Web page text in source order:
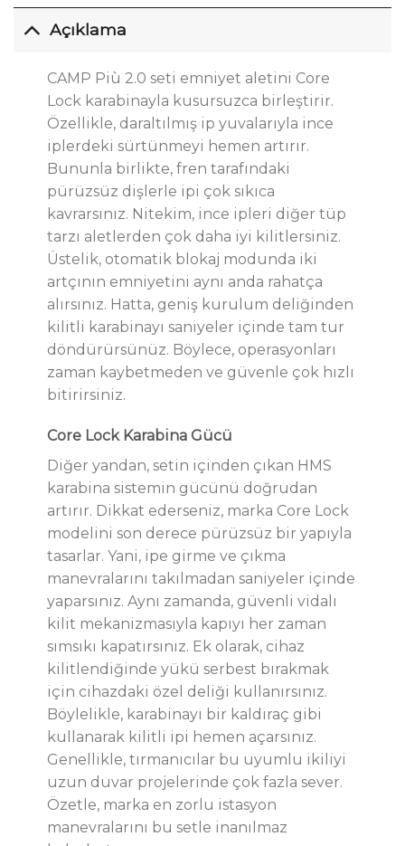
Açıklama
CAMP Più 2.0 seti emniyet aletini Core
Lock karabinayla kusursuzca birleştirir.
Özellikle, daraltılmış ip yuvalarıyla ince
iplerdeki sürtünmeyi hemen artırır.
Bununla birlikte, fren tarafındaki
pürüzsüz dişlerle ipi çok sıkıca
kavrarsınız. Nitekim, ince ipleri diğer tüp
tarzı aletlerden çok daha iyi kilitlersiniz.
Üstelik, otomatik blokaj modunda iki
artçının emniyetini aynı anda rahatça
alırsınız. Hatta, geniş kurulum deliğinden
kilitli karabinayı saniyeler içinde tam tur
döndürürsünüz. Böylece, operasyonları
zaman kaybetmeden ve güvenle çok hızlı
bitirirsiniz.
Core Lock Karabina Gücü
Diğer yandan, setin içinden çıkan HMS
karabina sistemin gücünü doğrudan
artırır. Dikkat ederseniz, marka Core Lock
modelini son derece pürüzsüz bir yapıyla
tasarlar. Yani, ipe girme ve çıkma
manevralarını takılmadan saniyeler içinde
yaparsınız. Aynı zamanda, güvenli vidalı
kilit mekanizmasıyla kapıyı her zaman
sımsıkı kapatırsınız. Ek olarak, cihaz
kilitlendiğinde yükü serbest bırakmak
için cihazdaki özel deliği kullanırsınız.
Böylelikle, karabinayı bir kaldıraç gibi
kullanarak kilitli ipi hemen açarsınız.
Genellikle, tırmanıcılar bu uyumlu ikiliyi
uzun duvar projelerinde çok fazla sever.
Özetle, marka en zorlu istasyon
manevralarını bu setle inanılmaz